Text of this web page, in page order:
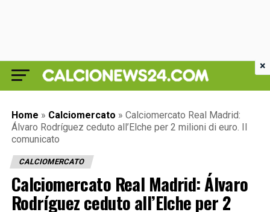
Home » Calciomercato » Calciomercato Real Madrid:
Álvaro Rodríguez ceduto all’Elche per 2 milioni di euro. Il
comunicato
CALCIOMERCATO
Calciomercato Real Madrid: Álvaro
Rodríguez ceduto all’Elche per 2
×